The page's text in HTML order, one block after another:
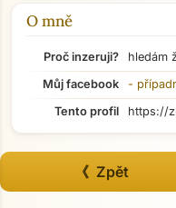
O mně
Proč inzeruji?
hledám
Můj facebook
-
Tento profil
https://
《 Zpět